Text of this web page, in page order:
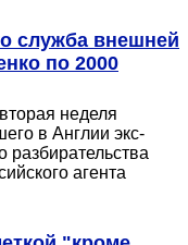
служба внешней
по 2000
неделя
в Англии экс-
разбирательства
агента